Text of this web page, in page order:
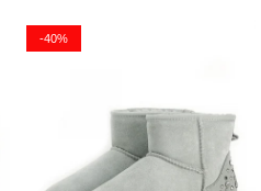
-40%